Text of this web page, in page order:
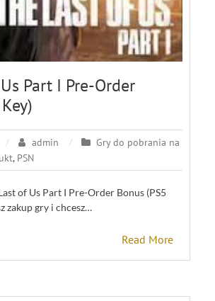
Part I Pre-Order
admin
Gry do pobrania na
, PSN
of Us Part I Pre-Order Bonus (PS5
zakup gry i chcesz…
Read More